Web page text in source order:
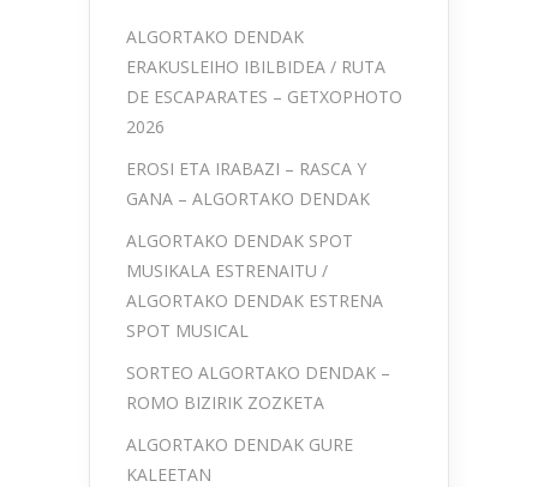
ALGORTAKO DENDAK
ERAKUSLEIHO IBILBIDEA / RUTA
DE ESCAPARATES – GETXOPHOTO
2026
EROSI ETA IRABAZI – RASCA Y
GANA – ALGORTAKO DENDAK
ALGORTAKO DENDAK SPOT
MUSIKALA ESTRENAITU /
ALGORTAKO DENDAK ESTRENA
SPOT MUSICAL
SORTEO ALGORTAKO DENDAK –
ROMO BIZIRIK ZOZKETA
ALGORTAKO DENDAK GURE
KALEETAN